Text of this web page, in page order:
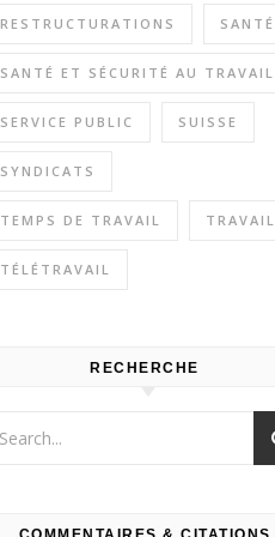
RESTRUCTURATIONS SANTÉ
SANTÉ ET SÉCURITÉ AU TRAVAIL
SERVICE PUBLIC SUISSE
SYNDICATS
TEMPS DE TRAVAIL TRAVAIL
TÉLÉTRAVAIL
RECHERCHE